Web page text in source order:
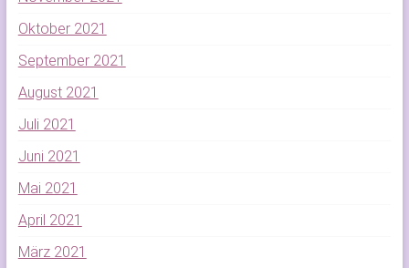
Oktober 2021
September 2021
August 2021
Juli 2021
Juni 2021
Mai 2021
April 2021
März 2021